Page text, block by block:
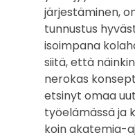
järjestäminen,
tunnustus
isoimpana
siitä, että
nerokas
etsinyt omaa
työelämässä ja
koin akatemia-